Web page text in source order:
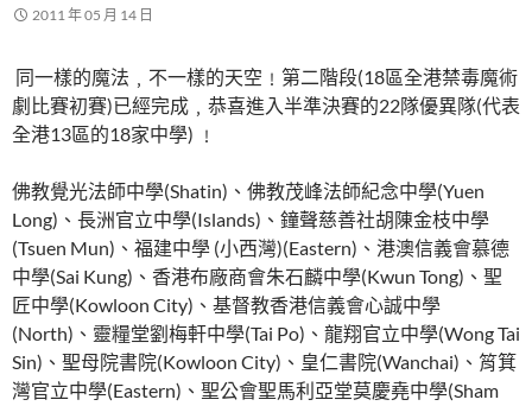
2011 年 05 月 14 日
同一樣的魔法﹐不一樣的天空﹗第二階段(18區全港禁毒魔術
劇比賽初賽)已經完成﹐恭喜進入半準決賽的22隊優異隊(代表
全港13區的18家中學) ﹗
佛教覺光法師中學(Shatin)、佛教茂峰法師紀念中學(Yuen
Long)、長洲官立中學(Islands)、鐘聲慈善社胡陳金枝中學
(Tsuen Mun)、福建中學 (小西灣)(Eastern)、港澳信義會慕德
中學(Sai Kung)、香港布廠商會朱石麟中學(Kwun Tong)、聖
匠中學(Kowloon City)、基督教香港信義會心誠中學
(North)、靈糧堂劉梅軒中學(Tai Po)、龍翔官立中學(Wong Tai
Sin)、聖母院書院(Kowloon City)、皇仁書院(Wanchai)、筲箕
灣官立中學(Eastern)、聖公會聖馬利亞堂莫慶堯中學(Sham